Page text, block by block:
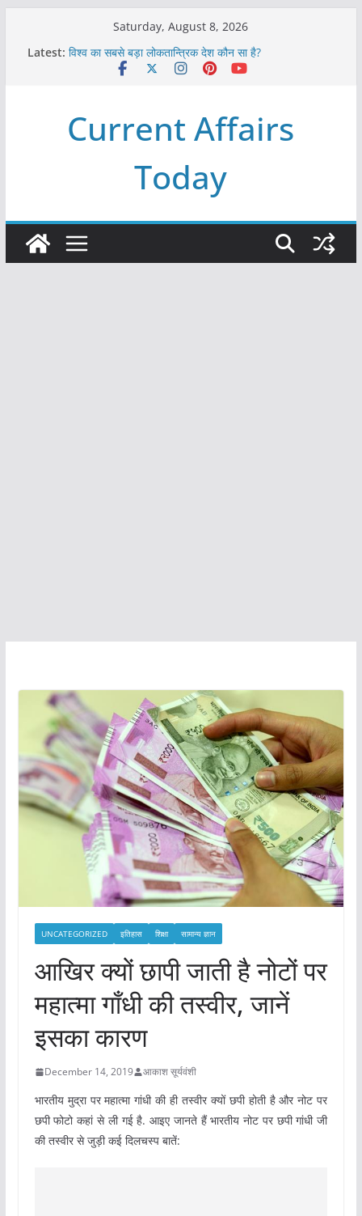
Saturday, August 8, 2026
Latest: विश्व का सबसे बड़ा लोकतान्त्रिक देश कौन सा है?
Refeeding Syndrome and its Management
विश्व में कितने प्रकार के शासन होते है?
Current Affairs
Today
UNCATEGORIZED इतिहास शिक्षा सामान्य ज्ञान
आखिर क्यों छापी जाती है नोटों पर
महात्मा गाँधी की तस्वीर, जानें
इसका कारण
December 14, 2019 आकाश सूर्यवंशी
भारतीय मुद्रा पर महात्मा गांधी की ही तस्वीर क्यों छपी होती है और नोट पर
छपी फोटो कहां से ली गई है. आइए जानते हैं भारतीय नोट पर छपी गांधी जी
की तस्वीर से जुड़ी कई दिलचस्प बातें: